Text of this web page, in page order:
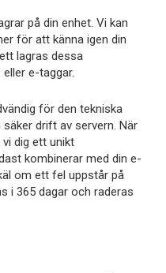
på din enhet. Vi kan
för att känna igen din
lagras dessa
e-taggar.
för den tekniska
drift av servern. När
dig ett unikt
kombinerar med din e-
om ett fel uppstår på
i 365 dagar och raderas